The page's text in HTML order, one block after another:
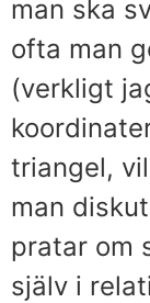
man ska
ofta man
(verkligt
triangel,
man
pratar om
själv i